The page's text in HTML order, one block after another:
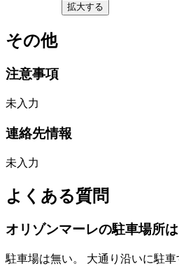
拡大する
その他
注意事項
未入力
連絡先情報
未入力
よくある質問
オリゾンマーレの駐車場所
駐車場は無い。 大通り沿いに駐車